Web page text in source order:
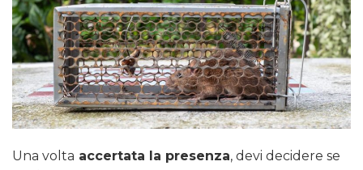
Una volta accertata la presenza, devi decidere se